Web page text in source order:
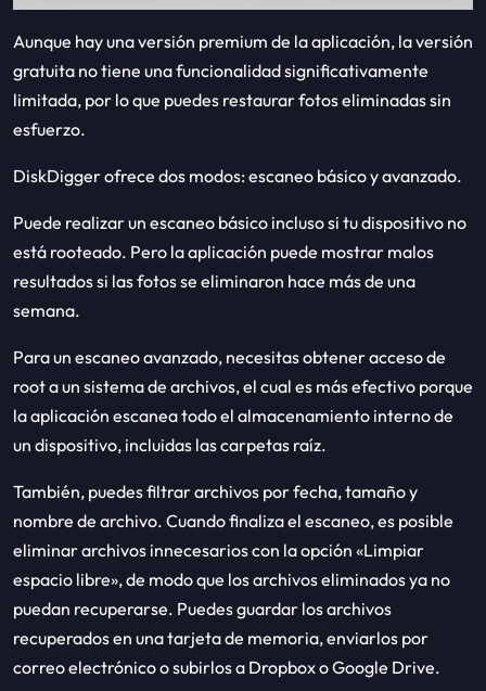
Aunque hay una versión premium de la aplicación, la versión
gratuita no tiene una funcionalidad significativamente
limitada, por lo que puedes restaurar fotos eliminadas sin
esfuerzo.
DiskDigger ofrece dos modos: escaneo básico y avanzado.
Puede realizar un escaneo básico incluso si tu dispositivo no
está rooteado. Pero la aplicación puede mostrar malos
resultados si las fotos se eliminaron hace más de una
semana.
Para un escaneo avanzado, necesitas obtener acceso de
root a un sistema de archivos, el cual es más efectivo porque
la aplicación escanea todo el almacenamiento interno de
un dispositivo, incluidas las carpetas raíz.
También, puedes filtrar archivos por fecha, tamaño y
nombre de archivo. Cuando finaliza el escaneo, es posible
eliminar archivos innecesarios con la opción «Limpiar
espacio libre», de modo que los archivos eliminados ya no
puedan recuperarse. Puedes guardar los archivos
recuperados en una tarjeta de memoria, enviarlos por
correo electrónico o subirlos a Dropbox o Google Drive.